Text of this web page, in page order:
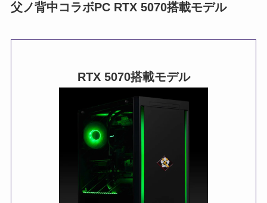
父ノ背中コラボPC RTX 5070搭載モデル
RTX 5070搭載モデル